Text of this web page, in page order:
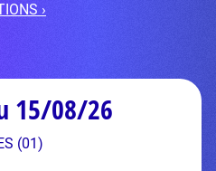
›
15/08/26
(01)